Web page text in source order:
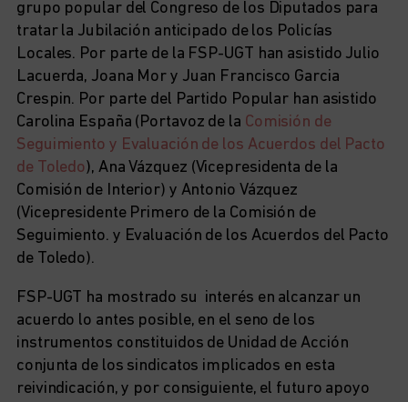
grupo popular del Congreso de los Diputados para
tratar la Jubilación anticipado de los Policías
Locales. Por parte de la FSP-UGT han asistido Julio
Lacuerda, Joana Mor y Juan Francisco Garcia
Crespin. Por parte del Partido Popular han asistido
Carolina España (Portavoz de la Comisión de
Seguimiento y Evaluación de los Acuerdos del Pacto
de Toledo), Ana Vázquez (Vicepresidenta de la
Comisión de Interior) y Antonio Vázquez
(Vicepresidente Primero de la Comisión de
Seguimiento. y Evaluación de los Acuerdos del Pacto
de Toledo).
FSP-UGT ha mostrado su interés en alcanzar un
acuerdo lo antes posible, en el seno de los
instrumentos constituidos de Unidad de Acción
conjunta de los sindicatos implicados en esta
reivindicación, y por consiguiente, el futuro apoyo